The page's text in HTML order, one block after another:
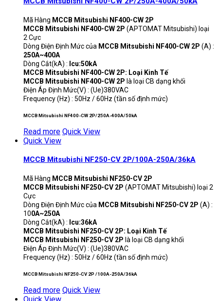
Mã Hàng MCCB Mitsubishi NF400-CW 2P
MCCB Mitsubishi NF400-CW 2P (APTOMAT Mitsubishi) loại
2 Cực
Dòng Điện Định Mức của MCCB Mitsubishi NF400-CW 2P (A) :
250A~400A
Dòng Cắt(kA) : Icu:50kA
MCCB Mitsubishi NF400-CW 2P: Loại Kinh Tế
MCCB Mitsubishi NF400-CW 2P là loại CB dạng khối
Điện Áp Định Mức(V) : (Ue)380VAC
Frequency (Hz) : 50Hz / 60Hz (tần số định mức)
MCCB Mitsubishi NF400-CW 2P/250A-400A/50kA
Read more Quick View
Quick View
MCCB Mitsubishi NF250-CV 2P/100A-250A/36kA
Mã Hàng MCCB Mitsubishi NF250-CV 2P
MCCB Mitsubishi NF250-CV 2P (APTOMAT Mitsubishi) loại 2
Cực
Dòng Điện Định Mức của MCCB Mitsubishi NF250-CV 2P (A) :
100A~250A
Dòng Cắt(kA) : Icu:36kA
MCCB Mitsubishi NF250-CV 2P: Loại Kinh Tế
MCCB Mitsubishi NF250-CV 2P là loại CB dạng khối
Điện Áp Định Mức(V) : (Ue)380VAC
Frequency (Hz) : 50Hz / 60Hz (tần số định mức)
MCCB Mitsubishi NF250-CV 2P /100A-250A/36kA
Read more Quick View